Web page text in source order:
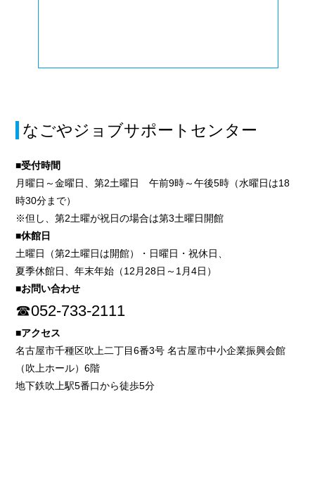
なごやジョブサポートセンター
■受付時間
月曜日～金曜日、第2土曜日 午前9時～午後5時（水曜日は18
時30分まで）
※但し、第2土曜が祝日の場合は第3土曜日開館
■休館日
土曜日（第2土曜日は開館）・日曜日・祝休日、
夏季休館日、年末年始（12月28日～1月4日）
■お問い合わせ
☎052-733-2111
■アクセス
名古屋市千種区吹上二丁目6番3号 名古屋市中小企業振興会館
（吹上ホール）6階
地下鉄吹上駅5番口から徒歩5分